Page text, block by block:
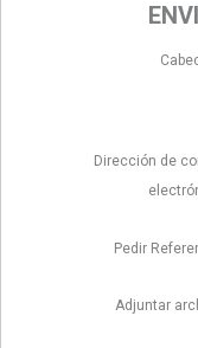
CONTACTO
Dirección de
Pedir
Adjuntar